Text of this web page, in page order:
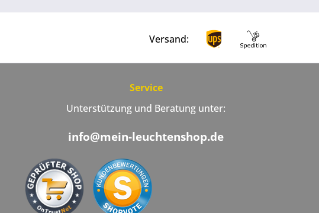
Versand:
Service
Unterstützung und Beratung unter:
info@mein-leuchtenshop.de